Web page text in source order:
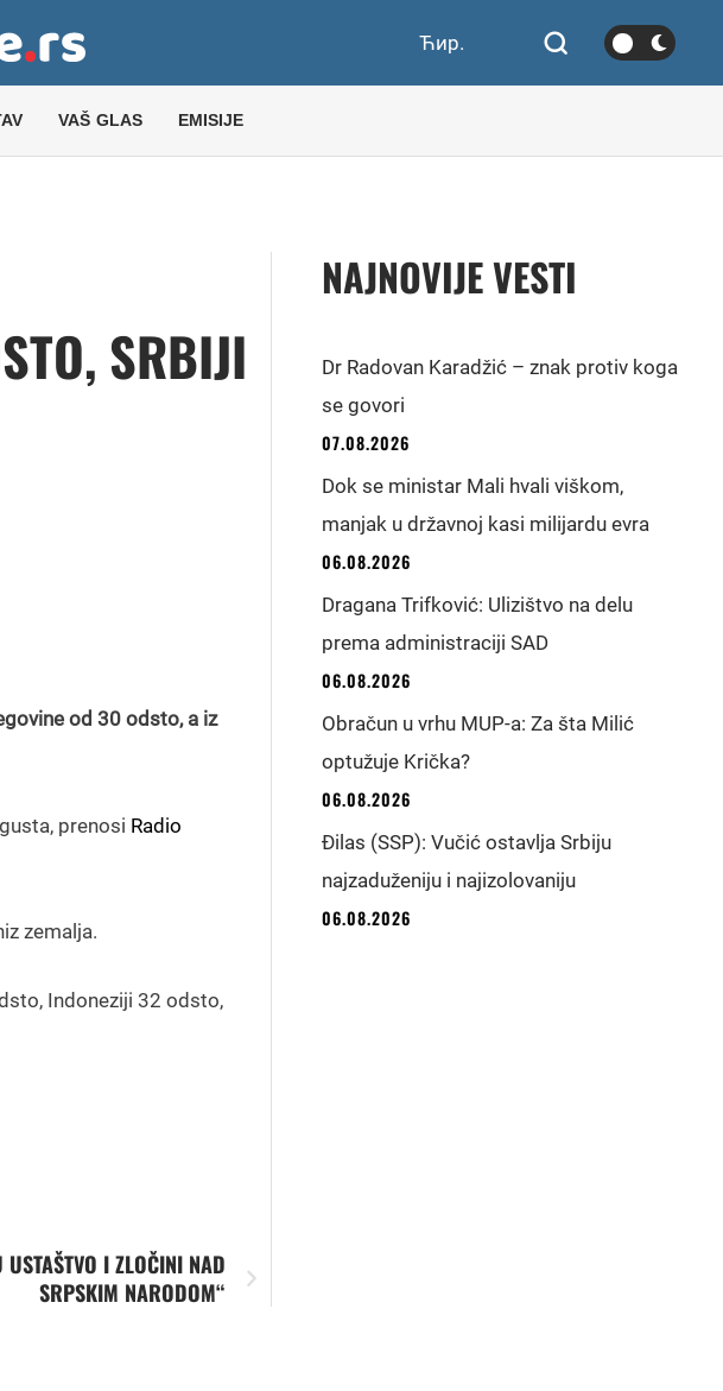
Ћир.
VAŠ GLAS EMISIJE
SRBIJI
od 30 odsto, a iz
prenosi Radio
zemalja.
Indoneziji 32 odsto,
USTAŠTVO I ZLOČINI NAD
SRPSKIM NARODOM“
NAJNOVIJE VESTI
Dr Radovan Karadžić – znak protiv koga
se govori
07.08.2026
Dok se ministar Mali hvali viškom,
manjak u državnoj kasi milijardu evra
06.08.2026
Dragana Trifković: Ulizištvo na delu
prema administraciji SAD
06.08.2026
Obračun u vrhu MUP-a: Za šta Milić
optužuje Krička?
06.08.2026
Đilas (SSP): Vučić ostavlja Srbiju
najzaduženiju i najizolovaniju
06.08.2026